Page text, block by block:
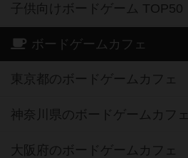
子供向けボードゲーム TOP50
ボードゲームカフェ
東京都のボードゲームカフェ
神奈川県のボードゲームカフェ
大阪府のボードゲームカフェ